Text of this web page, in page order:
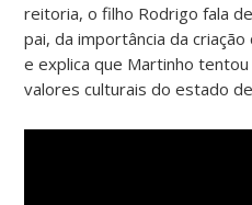
reitoria, o filho Rodrigo fala
pai, da importância da criação
e explica que Martinho
valores culturais do estado